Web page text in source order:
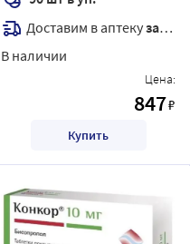
Доставим в аптекузавтра
В наличии
Цена:
847₽
Купить